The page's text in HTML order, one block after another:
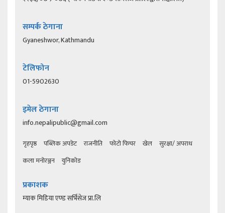
सम्पर्क ठेगाना
Gyaneshwor, Kathmandu
टेलिफोन
01-5902630
इमेल ठेगाना
info.nepalipublic@gmail.com
गृहपृष्ठ पब्लिक अपडेट राजनीति फोटो फिचर खेल
सुरक्षा/ अपराध
कला मनोरञ्जन
युनिकोड
प्रकाशक
म्याक मिडिया एण्ड सर्भिसेज प्रा.लि